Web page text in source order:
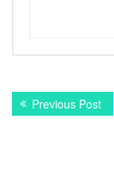
dePrevious Post